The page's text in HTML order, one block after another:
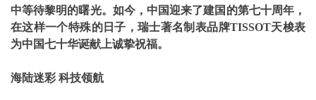
中等待黎明的曙光。如今，中国迎来了建国的第七十周年，
在这样一个特殊的日子，瑞士著名制表品牌TISSOT天梭表
为中国七十华诞献上诚挚祝福。
海陆迷彩 科技领航